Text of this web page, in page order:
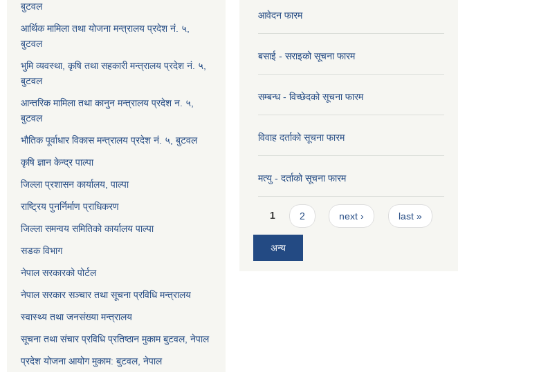
बुटवल
आर्थिक मामिला तथा योजना मन्त्रालय प्रदेश नं. ५,
बुटवल
भुमि व्यवस्था, कृषि तथा सहकारी मन्त्रालय प्रदेश नं. ५,
बुटवल
आन्तरिक मामिला तथा कानुन मन्त्रालय प्रदेश न. ५,
बुटवल
भौतिक पूर्वाधार विकास मन्त्रालय प्रदेश नं. ५, बुटवल
कृषि ज्ञान केन्द्र पाल्पा
जिल्ला प्रशासन कार्यालय, पाल्पा
राष्ट्रिय पुनर्निर्माण प्राधिकरण
जिल्ला समन्वय समितिको कार्यालय पाल्पा
सडक विभाग
नेपाल सरकारको पोर्टल
नेपाल सरकार सञ्‍चार तथा सूचना प्रविधि मन्त्रालय
स्वास्थ्य तथा जनसंख्या मन्त्रालय
सूचना तथा संचार प्रविधि प्रतिष्ठान मुकाम बुटवल, नेपाल
प्रदेश योजना आयोग मुकाम: बुटवल, नेपाल
आवेदन फारम
बसाई - सराइको सूचना फारम
सम्बन्ध - विच्छेदको सूचना फारम
विवाह दर्ताको सूचना फारम
मत्यु - दर्ताको सूचना फारम
Pages
1 2 next › last »
अन्य